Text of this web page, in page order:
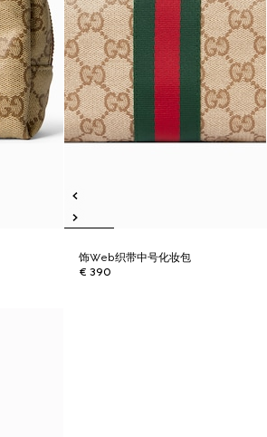
饰Web织带中号化妆包
€ 390